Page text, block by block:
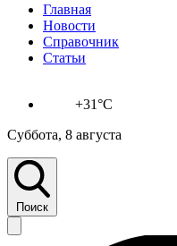
Главная
Новости
Справочник
Статьи
+31°C
Суббота, 8 августа
Поиск